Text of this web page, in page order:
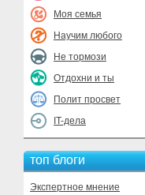
Моя семья
Научим любого
Не тормози
Отдохни и ты
Полит просвет
IT-дела
топ блоги
Экспертное мнение